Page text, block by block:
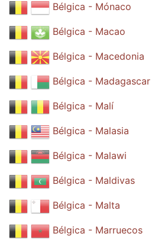
Bélgica - Mónaco
Bélgica - Macao
Bélgica - Macedonia
Bélgica - Madagascar
Bélgica - Malí
Bélgica - Malasia
Bélgica - Malawi
Bélgica - Maldivas
Bélgica - Malta
Bélgica - Marruecos